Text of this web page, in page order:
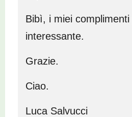
Bibì, i miei
interessante.
Grazie.
Ciao.
Luca Salvucci